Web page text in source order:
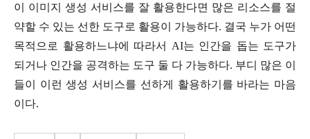
이 이미지 생성 서비스를 잘 활용한다면 많은 리소스를 절
약할 수 있는 선한 도구로 활용이 가능하다. 결국 누가 어떤
목적으로 활용하느냐에 따라서 AI는 인간을 돕는 도구가
되거나 인간을 공격하는 도구 둘 다 가능하다. 부디 많은 이
들이 이런 생성 서비스를 선하게 활용하기를 바라는 마음
이다.